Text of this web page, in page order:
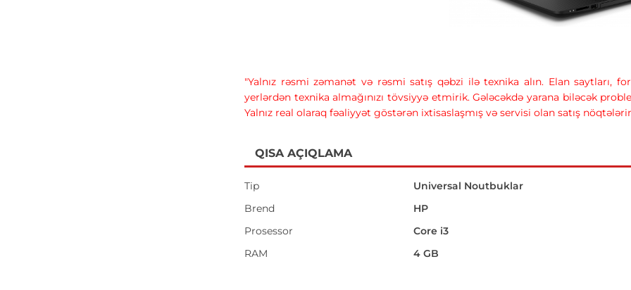
"Yalnız rəsmi zəmanət və rəsmi satış qəbzi ilə texnika alın. Elan saytları,
yerlərdən texnika almağınızı tövsiyyə etmirik. Gələcəkdə yarana biləcək
Yalnız real olaraq fəaliyyət göstərən ixtisaslaşmış və servisi olan satış
QISA AÇIQLAMA
Tip
Universal Noutbuklar
Brend
HP
Prosessor
Core i3
RAM
4 GB